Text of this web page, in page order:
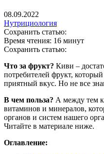
08.09.2022
Нутрициология
Сохранить статью:
Время чтения: 16 минут
Сохранить статью:
Что за фрукт? Киви –
потребителей фрукт,
приятный вкус. Но не все
В чем польза? А между тем
витаминов и минералов,
органов и систем нашего
Читайте в материале ниже.
Оглавление: